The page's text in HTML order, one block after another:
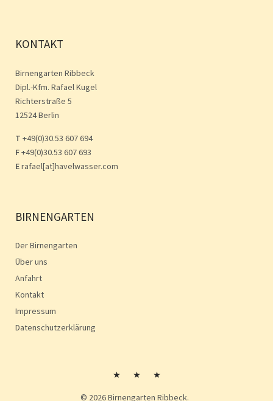
KONTAKT
Birnengarten Ribbeck
Dipl.-Kfm. Rafael Kugel
Richterstraße 5
12524 Berlin
T +49(0)30.53 607 694
F+49(0)30.53 607 693
Erafael[at]havelwasser.com
BIRNENGARTEN
Der Birnengarten
Über uns
Anfahrt
Kontakt
Impressum
Datenschutzerklärung
KontaktImpressumImpressum
© 2026Birnengarten Ribbeck.